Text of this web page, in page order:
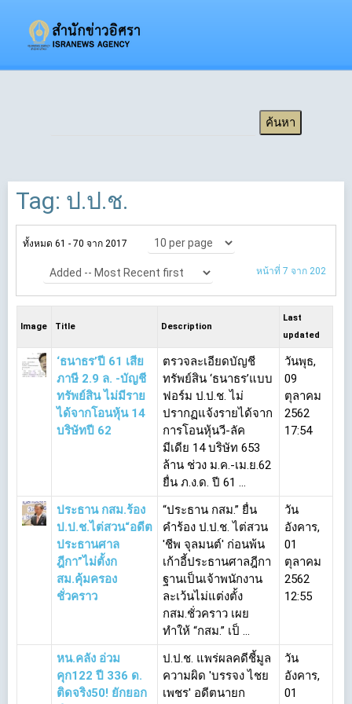
Tag: ป.ป.ช.
ทั้งหมด 61 - 70 จาก 2017 10 per page
Added -- Most Recent first หน้าที่ 7 จาก 202
Image Title Description
Last
updated
‘ธนาธร’ปี 61 เสีย
ภาษี 2.9 ล. -บัญชี
ทรัพย์สิน ไม่มีราย
ได้จากโอนหุ้น 14
บริษัทปี 62
ตรวจละเอียดบัญชี
ทรัพย์สิน ‘ธนาธร’แบบ
ฟอร์ม ป.ป.ช. ไม่
ปรากฏแจ้งรายได้จาก
การโอนหุ้นวี-ลัค
มีเดีย 14 บริษัท 653
ล้าน ช่วง ม.ค.-เม.ย.62
ยื่น ภ.ง.ด. ปี 61 ...
วันพุธ,
09
ตุลาคม
2562
17:54
ประธาน กสม.ร้อง
ป.ป.ช.ไต่สวน“อดีต
ประธานศาล
ฎีกา”ไม่ตั้งก
สม.คุ้มครอง
ชั่วคราว
“ประธาน กสม.” ยื่น
คำร้อง ป.ป.ช. ไต่สวน
'ชีพ จุลมนต์' ก่อนพ้น
เก้าอี้ประธานศาลฎีกา
ฐานเป็นเจ้าพนักงาน
ละเว้นไม่แต่งตั้ง
กสม.ชั่วคราว เผย
ทำให้ “กสม.” เป็ ...
วัน
อังคาร,
01
ตุลาคม
2562
12:55
หน.คลัง อ่วม
คุก122 ปี 336 ด.
ติดจริง50! ยักยอก
ป.ป.ช. แพร่ผลคดีชี้มูล
ความผิด 'บรรจง ไชย
เพชร' อดีตนายก
วัน
อังคาร,
01